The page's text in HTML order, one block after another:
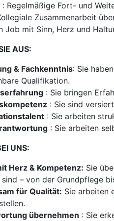
: Regelmäßige Fort- und
Zusammenarbeit
Job mit Sinn, Herz und
AUS:
& Fachkenntnis: Sie
Qualifikation.
: Sie bringen
: Sie sind
: Sie arbeiten
: Sie arbeiten
UNS:
Herz & Kompetenz: Sie
– von der Grundpflege
für Qualität: Sie arbeiten
übernehmen : Sie